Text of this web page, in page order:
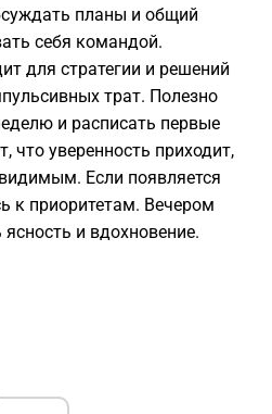
планы и общий
себя командой.
для стратегии и решений
трат. Полезно
и расписать первые
что уверенность приходит,
Если появляется
к приоритетам. Вечером
и вдохновение.